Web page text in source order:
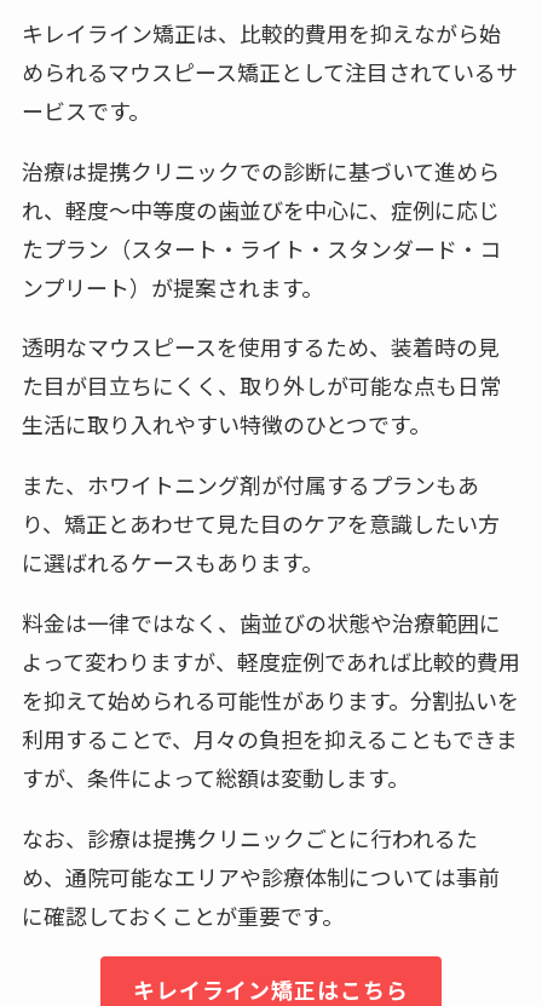
キレイライン矯正は、比較的費用を抑えながら始
められるマウスピース矯正として注目されているサ
ービスです。
治療は提携クリニックでの診断に基づいて進めら
れ、軽度〜中等度の歯並びを中心に、症例に応じ
たプラン（スタート・ライト・スタンダード・コ
ンプリート）が提案されます。
透明なマウスピースを使用するため、装着時の見
た目が目立ちにくく、取り外しが可能な点も日常
生活に取り入れやすい特徴のひとつです。
また、ホワイトニング剤が付属するプランもあ
り、矯正とあわせて見た目のケアを意識したい方
に選ばれるケースもあります。
料金は一律ではなく、歯並びの状態や治療範囲に
よって変わりますが、軽度症例であれば比較的費用
を抑えて始められる可能性があります。分割払いを
利用することで、月々の負担を抑えることもできま
すが、条件によって総額は変動します。
なお、診療は提携クリニックごとに行われるた
め、通院可能なエリアや診療体制については事前
に確認しておくことが重要です。
キレイライン矯正はこちら